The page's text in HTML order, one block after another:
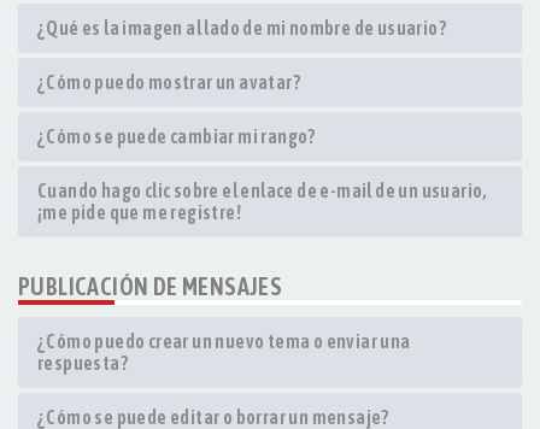
¿Qué es la imagen al lado de mi nombre de usuario?
¿Cómo puedo mostrar un avatar?
¿Cómo se puede cambiar mi rango?
Cuando hago clic sobre el enlace de e-mail de un usuario,
¡me pide que me registre!
PUBLICACIÓN DE MENSAJES
¿Cómo puedo crear un nuevo tema o enviar una
respuesta?
¿Cómo se puede editar o borrar un mensaje?